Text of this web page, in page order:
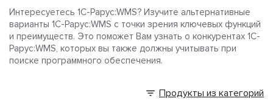
Интересуетесь 1С-Рарус:WMS? Изучите альтернативные
варианты 1С-Рарус:WMS с точки зрения ключевых функций
и преимуществ. Это поможет Вам узнать о конкурентах 1С-
Рарус:WMS, которых вы также должны учитывать при
поиске программного обеспечения.
Продукты из категорий